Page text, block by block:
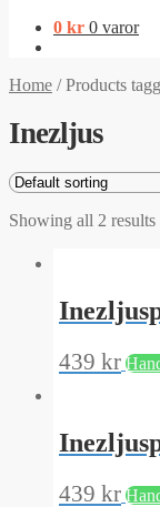
0 kr 0 varor
Home /Products
Inezljus
Showing all 2 results
439 kr
439 kr